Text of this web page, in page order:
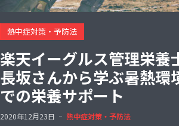
熱中症対策・予防法
楽天イーグルス管理栄養
長坂さんから学ぶ暑熱環
での栄養サポート
2020年12月23日 熱中症対策・予防法